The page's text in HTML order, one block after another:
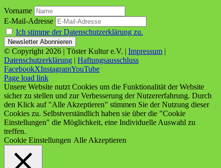
Vorname
E-Mail-Adresse
Ich stimme der Datenschutzerklärung zu.
© Copyright 2026 | Töster Kultur e.V. | Impressum |
Datenschutzerklärung | Haftungsausschluss
FacebookXInstagramYouTube
Page load link
Unsere Website nutzt Cookies um die Funktionalität der Website
sicher zu stellen und zur Verbesserung der Nutzererfahrung. Durch
den Klick auf "Alle Akzeptieren" stimmen Sie der Nutzung dieser
Cookies zu. Selbstverständlich haben sie über die "Cookie
Einstellungen" die Möglichkeit, eine Individuelle Auswahl zu
treffen.
Cookie Einstellungen Alle Akzeptieren